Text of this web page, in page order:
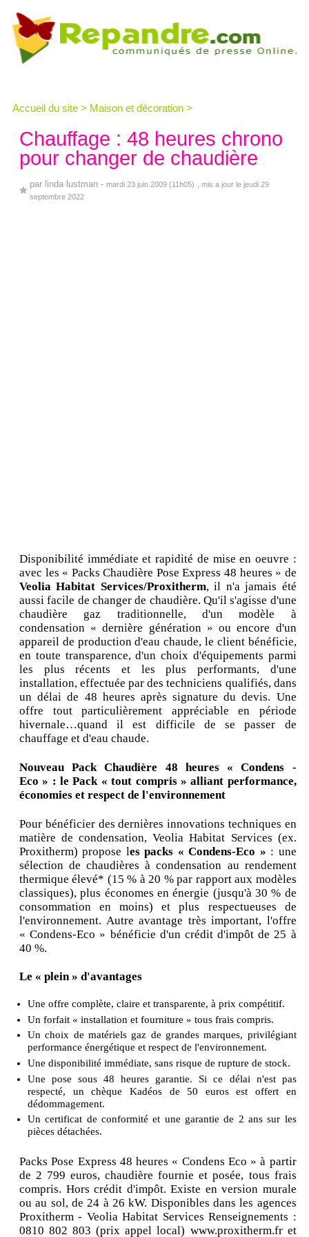
Accueil du site > Maison et décoration >
Chauffage : 48 heures chrono
pour changer de chaudière
par linda lustman - mardi 23 juin 2009 (11h05)
, mis a jour le jeudi 29
septembre 2022
Disponibilité immédiate et rapidité de mise en oeuvre :
avec les « Packs Chaudière Pose Express 48 heures » de
Veolia Habitat Services/Proxitherm, il n'a jamais été
aussi facile de changer de chaudière. Qu'il s'agisse d'une
chaudière gaz traditionnelle, d'un modèle à
condensation « dernière génération » ou encore d'un
appareil de production d'eau chaude, le client bénéficie,
en toute transparence, d'un choix d'équipements parmi
les plus récents et les plus performants, d'une
installation, effectuée par des techniciens qualifiés, dans
un délai de 48 heures après signature du devis. Une
offre tout particulièrement appréciable en période
hivernale…quand il est difficile de se passer de
chauffage et d'eau chaude.
Nouveau Pack Chaudière 48 heures « Condens -
Eco » : le Pack « tout compris » alliant performance,
économies et respect de l'environnement
Pour bénéficier des dernières innovations techniques en
matière de condensation, Veolia Habitat Services (ex.
Proxitherm) propose les packs « Condens-Eco » : une
sélection de chaudières à condensation au rendement
thermique élevé* (15 % à 20 % par rapport aux modèles
classiques), plus économes en énergie (jusqu'à 30 % de
consommation en moins) et plus respectueuses de
l'environnement. Autre avantage très important, l'offre
« Condens-Eco » bénéficie d'un crédit d'impôt de 25 à
40 %.
Le « plein » d'avantages
Une offre complète, claire et transparente, à prix compétitif.
Un forfait « installation et fourniture » tous frais compris.
Un choix de matériels gaz de grandes marques, privilégiant
performance énergétique et respect de l'environnement.
Une disponibilité immédiate, sans risque de rupture de stock.
Une pose sous 48 heures garantie. Si ce délai n'est pas
respecté, un chèque Kadéos de 50 euros est offert en
dédommagement.
Un certificat de conformité et une garantie de 2 ans sur les
pièces détachées.
Packs Pose Express 48 heures « Condens Eco » à partir
de 2 799 euros, chaudière fournie et posée, tous frais
compris. Hors crédit d'impôt. Existe en version murale
ou au sol, de 24 à 26 kW. Disponibles dans les agences
Proxitherm - Veolia Habitat Services Renseignements :
0810 802 803 (prix appel local) www.proxitherm.fr et